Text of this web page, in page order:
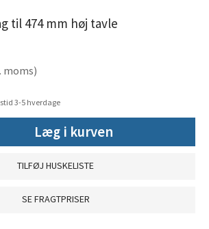
til 474 mm høj tavle
moms)
3-5 hverdage
Læg i kurven
TILFØJ HUSKELISTE
SE FRAGTPRISER